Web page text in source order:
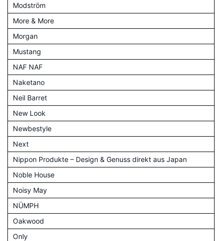
Modström
More & More
Morgan
Mustang
NAF NAF
Naketano
Neil Barret
New Look
Newbestyle
Next
Nippon Produkte – Design & Genuss direkt aus Japan
Noble House
Noisy May
NÜMPH
Oakwood
Only